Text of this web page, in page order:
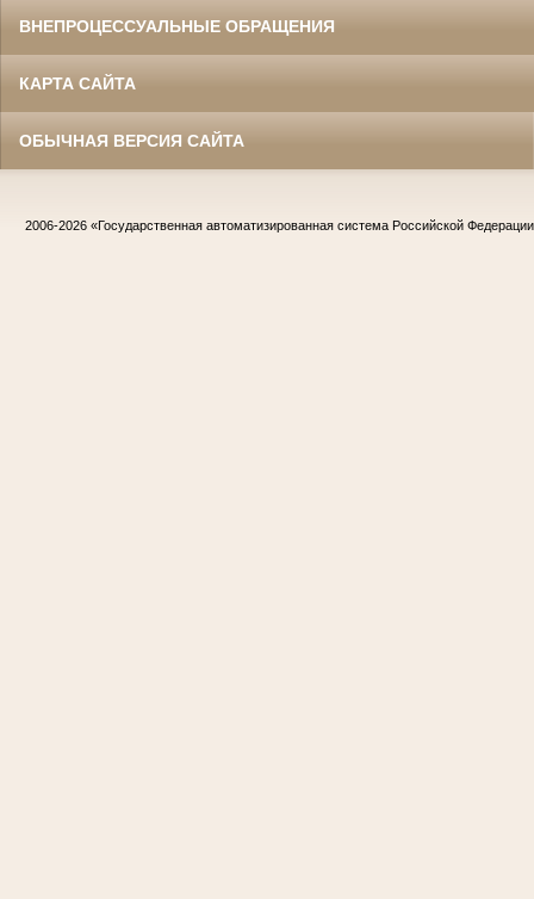
ВНЕПРОЦЕССУАЛЬНЫЕ ОБРАЩЕНИЯ
КАРТА САЙТА
ОБЫЧНАЯ ВЕРСИЯ САЙТА
2006-2026 «Государственная автоматизированная система Российской